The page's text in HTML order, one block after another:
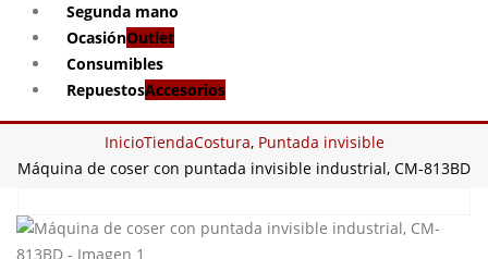
Segunda mano
OcasiónOutlet
Consumibles
RepuestosAccesorios
InicioTiendaCostura, Puntada invisible
Máquina de coser con puntada invisible industrial, CM-813BD